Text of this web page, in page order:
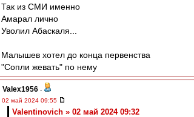
Так из СМИ именно
Амарал лично
Уволил Абаскаля...
Малышев хотел до конца первенства
"Сопли жевать" по нему
Valex1956 -
02 май 2024 09:55
Valentinovich » 02 май 2024 09:32